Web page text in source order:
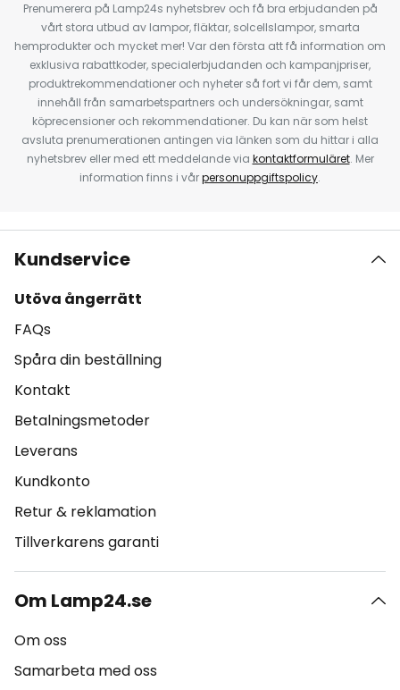
Prenumerera på Lamp24s nyhetsbrev och få bra erbjudanden på
vårt stora utbud av lampor, fläktar, solcellslampor, smarta
hemprodukter och mycket mer! Var den första att få information om
exklusiva rabattkoder, specialerbjudanden och kampanjpriser,
produktrekommendationer och nyheter så fort vi får dem, samt
innehåll från samarbetspartners och undersökningar, samt
köprecensioner och rekommendationer. Du kan när som helst
avsluta prenumerationen antingen via länken som du hittar i alla
nyhetsbrev eller med ett meddelande via kontaktformuläret. Mer
information finns i vårpersonuppgiftspolicy.
Kundservice
Utöva ångerrätt
FAQs
Spåra din beställning
Kontakt
Betalningsmetoder
Leverans
Kundkonto
Retur & reklamation
Tillverkarens garanti
Om Lamp24.se
Om oss
Samarbeta med oss